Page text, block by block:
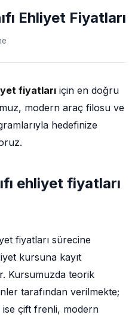
Ehliyet Fiyatları
fiyatları için en doğru
modern araç filosu ve
hedefinize
ehliyet fiyatları
fiyatları sürecine
kursuna kayıt
Kursumuzda teorik
tarafından verilmekte;
çift frenli, modern